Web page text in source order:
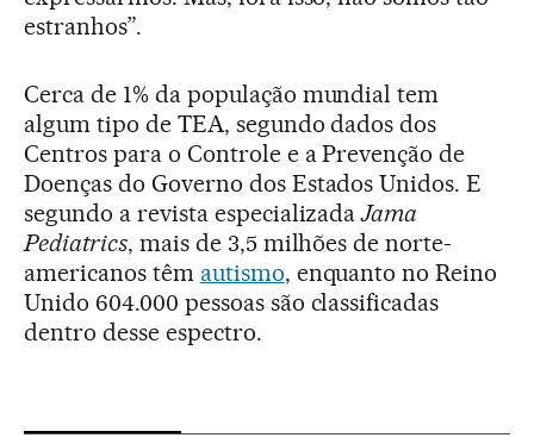
estranhos”.
Cerca de 1% da população mundial tem
algum tipo de TEA, segundo dados dos
Centros para o Controle e a Prevenção de
Doenças do Governo dos Estados Unidos. E
segundo a revista especializadaJama
Pediatrics, mais de 3,5 milhões de norte-
americanos têm autismo, enquanto no Reino
Unido 604.000 pessoas são classificadas
dentro desse espectro.